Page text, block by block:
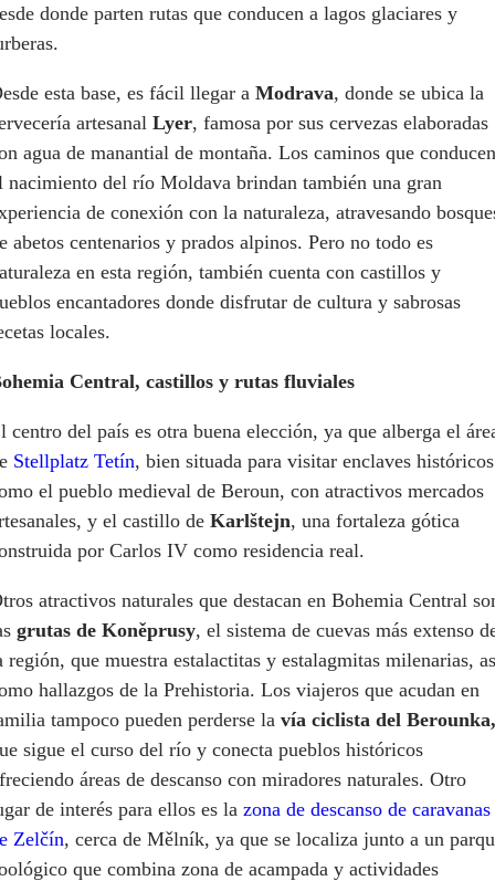
donde parten rutas que conducen a lagos glaciares y
esta base, es fácil llegar a Modrava, donde se ubica la
artesanal Lyer, famosa por sus cervezas elaboradas
agua de manantial de montaña. Los caminos que conducen
nacimiento del río Moldava brindan también una gran
de conexión con la naturaleza, atravesando
abetos centenarios y prados alpinos. Pero no todo es
en esta región, también cuenta con castillos y
encantadores donde disfrutar de cultura y sabrosas
locales.
Central, castillos y rutas fluviales
centro del país es otra buena elección, ya que alberga el
Stellplatz Tetín, bien situada para visitar enclaves históricos
el pueblo medieval de Beroun, con atractivos mercados
y el castillo de Karlštejn, una fortaleza gótica
por Carlos IV como residencia real.
atractivos naturales que destacan en Bohemia Central
grutas de Koněprusy, el sistema de cuevas más extenso
región, que muestra estalactitas y estalagmitas milenarias,
hallazgos de la Prehistoria. Los viajeros que acudan en
tampoco pueden perderse la vía ciclista del Berounka,
sigue el curso del río y conecta pueblos históricos
áreas de descanso con miradores naturales. Otro
de interés para ellos es la zona de descanso de caravanas
Zelčín, cerca de Mělník, ya que se localiza junto a un
que combina zona de acampada y actividades